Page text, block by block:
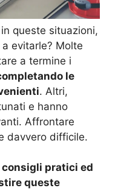
queste situazioni,
evitarle? Molte
a termine i
le
. Altri,
e hanno
Affrontare
davvero difficile.
consigli pratici ed
queste